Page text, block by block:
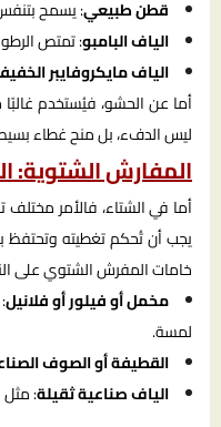
قطن طبيعي: يسمح
الياف البامبو: تمتص
الياف مايكروفايبر
أما عن الحشو، فيُستخدم
ليس الدفء، بل منح غطاء بسيط
المفارش
أما في الشتاء، فالأمر مختلف
يجب أن تُحكم تغطيته وتحتفظ
خامات المفرش الشتوي على
مخمل أو فيلور أو فلانيل
لمسة.
القطيفة أو الصوف
الياف صناعية ثقيلة: مثل